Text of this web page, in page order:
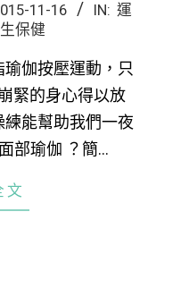
11-16 IN: 運
保健
伽按壓運動，只
緊的身心得以放
能幫助我們一夜
部瑜伽 ？簡…
文